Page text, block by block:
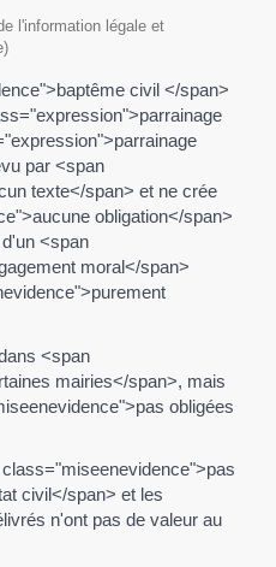
l'information légale et
civil </span>
par <span
texte</span> et ne crée
obligation</span>
<span
moral</span>
<span
mairies</span>, mais
obligées
civil</span> et les
n'ont pas de valeur au